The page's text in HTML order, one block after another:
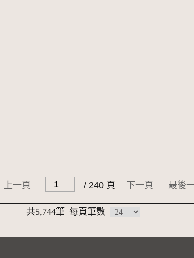
上一頁 / 240 頁 下一頁 最後
共5,744筆 每頁筆數